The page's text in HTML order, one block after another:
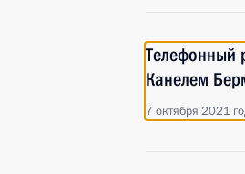
Телефонный
Канелем
7 октября 2021